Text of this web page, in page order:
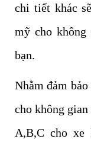
chi tiết khác
mỹ cho không
bạn.
Nhằm đảm
cho không
A,B,C cho xe